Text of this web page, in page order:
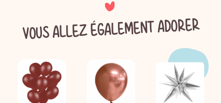
VOUS ALLEZ ÉGALEMENT ADORER